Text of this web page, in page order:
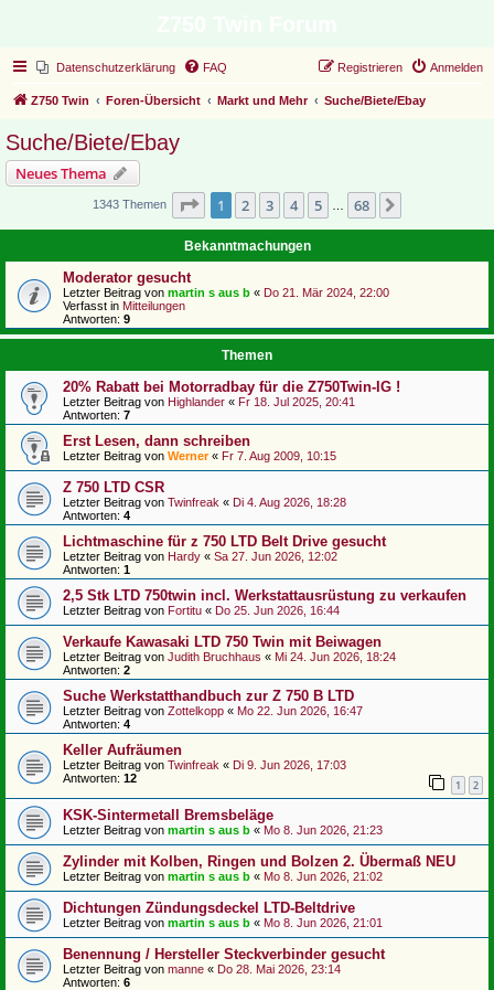
Datenschutzerklärung FAQ Anmelden
Registrieren
Z750 Twin Foren-Übersicht Markt und Mehr Suche/Biete/Ebay
Suche/Biete/Ebay
Neues Thema
1343 Themen Seite 1von 68
1 2 3 4 5 68
Bekanntmachungen
Moderator gesucht
Letzter Beitrag von martin s aus b « Do 21. Mär 2024, 22:00
Verfasst in Mitteilungen
Antworten: 9
Themen
20% Rabatt bei Motorradbay für die Z750Twin-IG !
Letzter Beitrag von Highlander « Fr 18. Jul 2025, 20:41
Antworten: 7
Erst Lesen, dann schreiben
Letzter Beitrag von Werner« Fr 7. Aug 2009, 10:15
Z 750 LTD CSR
Letzter Beitrag von Twinfreak « Di 4. Aug 2026, 18:28
Antworten: 4
Lichtmaschine für z 750 LTD Belt Drive gesucht
Letzter Beitrag von Hardy « Sa 27. Jun 2026, 12:02
Antworten: 1
2,5 Stk LTD 750twin incl. Werkstattausrüstung zu verkaufen
Letzter Beitrag von Fortitu « Do 25. Jun 2026, 16:44
Verkaufe Kawasaki LTD 750 Twin mit Beiwagen
Letzter Beitrag von Judith Bruchhaus « Mi 24. Jun 2026, 18:24
Antworten: 2
Suche Werkstatthandbuch zur Z 750 B LTD
Letzter Beitrag von Zottelkopp « Mo 22. Jun 2026, 16:47
Antworten: 4
Keller Aufräumen
Letzter Beitrag von Twinfreak « Di 9. Jun 2026, 17:03
Antworten: 12 1 2
KSK-Sintermetall Bremsbeläge
Letzter Beitrag von martin s aus b « Mo 8. Jun 2026, 21:23
Zylinder mit Kolben, Ringen und Bolzen 2. Übermaß NEU
Letzter Beitrag von martin s aus b « Mo 8. Jun 2026, 21:02
Dichtungen Zündungsdeckel LTD-Beltdrive
Letzter Beitrag von martin s aus b « Mo 8. Jun 2026, 21:01
Benennung / Hersteller Steckverbinder gesucht
Letzter Beitrag von manne « Do 28. Mai 2026, 23:14
Antworten: 6